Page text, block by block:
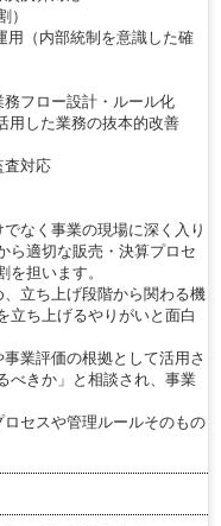
）
用（内部統制を意識した確
フロー設計・ルール化
用した業務の抜本的改善
査対応
なく事業の現場に深く入り
ら適切な販売・決算プロセ
担います。
立ち上げ段階から関わる機
立ち上げるやりがいと面白
業評価の根拠として活用さ
べきか」と相談され、事業
セスや管理ルールそのもの